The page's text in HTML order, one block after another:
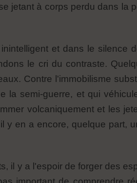
jetant à corps perdu dans la
et dans le silence
le cri du contraste.
Contre l'immobilisme
la semi-guerre, et qui
volcaniquement et les
y en a encore, quelque part,
il y a l'espoir de forger des